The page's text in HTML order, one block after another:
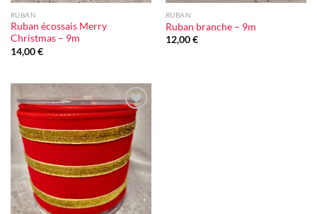
RUBAN
Ruban écossais Merry
Christmas – 9m
14,00€
RUBAN
Ruban branche – 9m
12,00€
Ajouter
à la liste
d'envie